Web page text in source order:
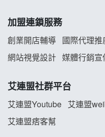
雞咕雞咕加盟說明會
TEA TOP加盟說明會
珍好味臭臭鍋加盟說明
藍象廷泰式火鍋加盟
日十。早午食加盟說明
加盟連鎖服務
創業開店輔導 國際代理推
網站視覺設計 媒體行銷宣
艾連盟社群平台
艾連盟Youtube 艾連盟
艾連盟痞客幫